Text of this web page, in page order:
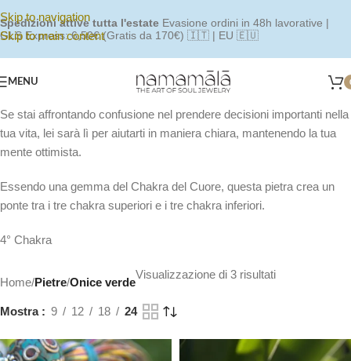
Skip to navigation
Skip to main content
Spedizioni attive tutta l'estate Evasione ordini in 48h lavorative |
GLS Express: 6,50€ (Gratis da 170€) 🇮🇹 | EU 🇪🇺
MENU
Se stai affrontando confusione nel prendere decisioni importanti nella
tua vita, lei sarà lì per aiutarti in maniera chiara, mantenendo la tua
mente ottimista.
Essendo una gemma del Chakra del Cuore, questa pietra crea un
ponte tra i tre chakra superiori e i tre chakra inferiori.
4° Chakra
Home/Pietre/Onice verde
Visualizzazione di 3 risultati
Mostra 9 12 18 24